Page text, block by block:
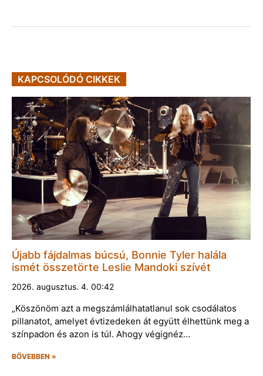
KAPCSOLÓDÓ CIKKEK
Újabb fájdalmas búcsú, Bonnie Tyler halála
ismét összetörte Leslie Mandoki szívét
2026. augusztus. 4. 00:42
„Köszönöm azt a megszámlálhatatlanul sok csodálatos
pillanatot, amelyet évtizedeken át együtt élhettünk meg a
színpadon és azon is túl. Ahogy végignéz…
BŐVEBBEN »